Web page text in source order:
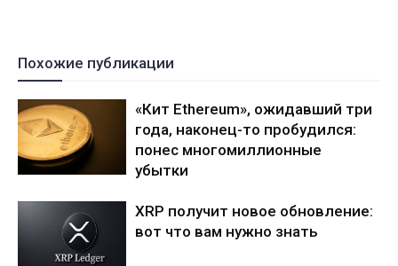
Похожие публикации
«Кит Ethereum», ожидавший три
года, наконец-то пробудился:
понес многомиллионные
убытки
XRP получит новое обновление:
вот что вам нужно знать